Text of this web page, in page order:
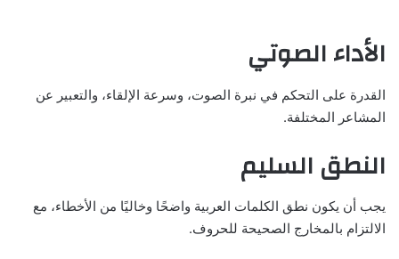
الأداء الصوتي
القدرة على التحكم في نبرة الصوت، وسرعة الإلقاء، والتعبير عن
المشاعر المختلفة.
النطق السليم
يجب أن يكون نطق الكلمات العربية واضحًا وخاليًا من الأخطاء، مع
الالتزام بالمخارج الصحيحة للحروف.